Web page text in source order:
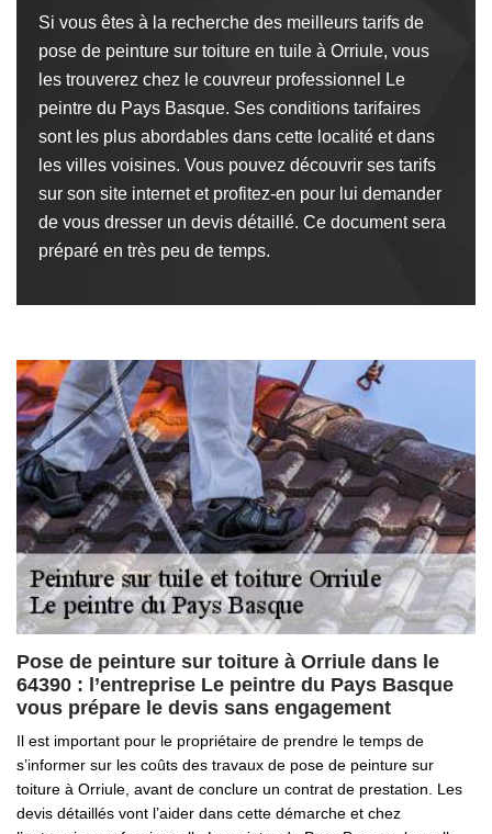
Si vous êtes à la recherche des meilleurs tarifs de
pose de peinture sur toiture en tuile à Orriule, vous
les trouverez chez le couvreur professionnel Le
peintre du Pays Basque. Ses conditions tarifaires
sont les plus abordables dans cette localité et dans
les villes voisines. Vous pouvez découvrir ses tarifs
sur son site internet et profitez-en pour lui demander
de vous dresser un devis détaillé. Ce document sera
préparé en très peu de temps.
Pose de peinture sur toiture à Orriule dans le
64390 : l’entreprise Le peintre du Pays Basque
vous prépare le devis sans engagement
Il est important pour le propriétaire de prendre le temps de
s’informer sur les coûts des travaux de pose de peinture sur
toiture à Orriule, avant de conclure un contrat de prestation. Les
devis détaillés vont l’aider dans cette démarche et chez